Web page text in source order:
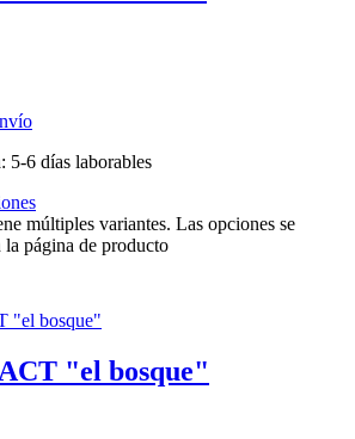
5-6 días laborables
múltiples variantes. Las opciones se
la página de producto
"el bosque"